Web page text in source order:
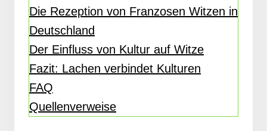
Die Rezeption von Franzosen Witzen in
Deutschland
Der Einfluss von Kultur auf Witze
Fazit: Lachen verbindet Kulturen
FAQ
Quellenverweise